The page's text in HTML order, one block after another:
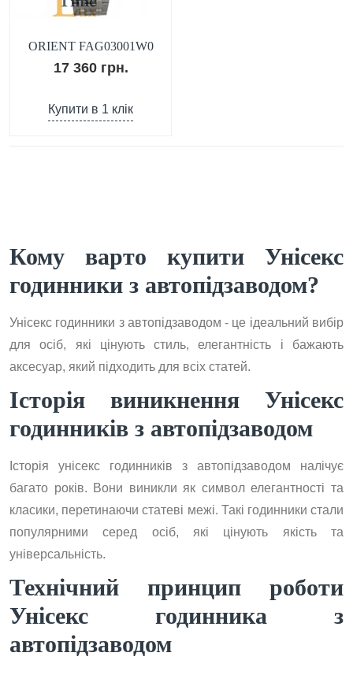
ORIENT FAG03001W0
17 360 грн.
Купити в 1 клік
Кому варто купити Унісекс
годинники з автопідзаводом?
Унісекс годинники з автопідзаводом - це ідеальний вибір
для осіб, які цінують стиль, елегантність і бажають
аксесуар, який підходить для всіх статей.
Історія виникнення Унісекс
годинників з автопідзаводом
Історія унісекс годинників з автопідзаводом налічує
багато років. Вони виникли як символ елегантності та
класики, перетинаючи статеві межі. Такі годинники стали
популярними серед осіб, які цінують якість та
універсальність.
Технічний принцип роботи
Унісекс годинника з
автопідзаводом